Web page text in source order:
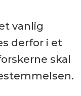
vanlig
derfor i et
skal